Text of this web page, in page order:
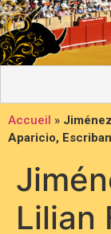
Accueil »
Aparicio,
Lilian